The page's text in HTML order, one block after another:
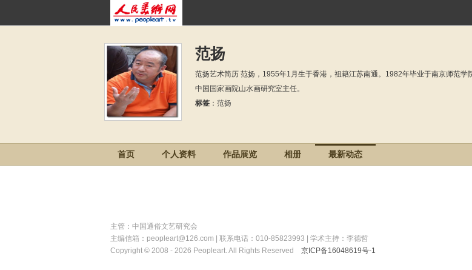
范扬
范扬艺术简历 范扬，1955年1月生于香港，祖籍江苏南通。1982年毕业于南京师范
中国国家画院山水画研究室主任。
标签 ： 范扬
首页 个人资料 作品展览 相册 最新动态
主管：中国通俗文艺研究会
主编信箱：peopleart@126.com | 联系电话：010-85823993 | 学术主持：李德哲
Copyright © 2008 - 2026 Peopleart. All Rights Reserved 京ICP备16048619号-1